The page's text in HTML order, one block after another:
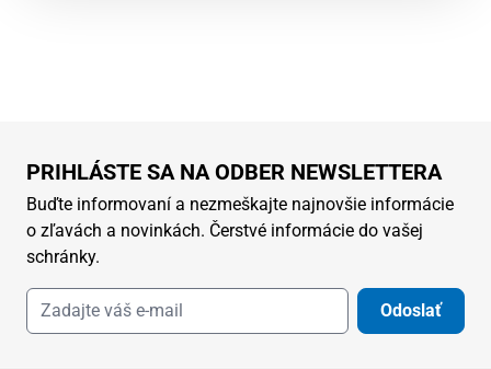
PRIHLÁSTE SA NA ODBER NEWSLETTERA
Buďte informovaní a nezmeškajte najnovšie informácie
o zľavách a novinkách. Čerstvé informácie do vašej
schránky.
Odoslať